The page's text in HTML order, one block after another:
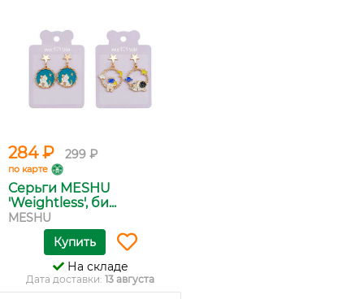
284 ₽ 299 ₽
по карте
Серьги MESHU
'Weightless', би...
MESHU
Купить
На складе
Дата доставки: 13 августа